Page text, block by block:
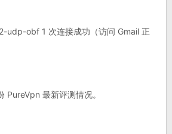
udp-obf 1 次连接成功（访问 Gmail 正
最新评测情况。